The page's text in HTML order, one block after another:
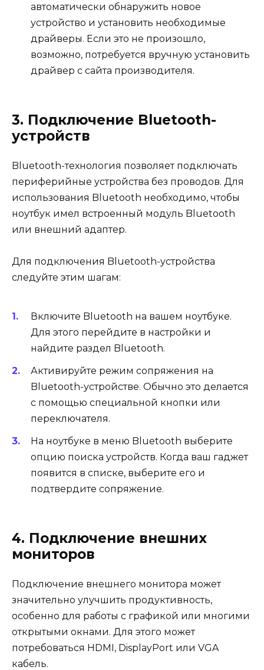
автоматически обнаружить новое
устройство и установить необходимые
драйверы. Если это не произошло,
возможно, потребуется вручную установить
драйвер с сайта производителя.
3. Подключение Bluetooth-
устройств
Bluetooth-технология позволяет подключать
периферийные устройства без проводов. Для
использования Bluetooth необходимо, чтобы
ноутбук имел встроенный модуль Bluetooth
или внешний адаптер.
Для подключения Bluetooth-устройства
следуйте этим шагам:
Включите Bluetooth на вашем ноутбуке.
Для этого перейдите в настройки и
найдите раздел Bluetooth.
Активируйте режим сопряжения на
Bluetooth-устройстве. Обычно это делается
с помощью специальной кнопки или
переключателя.
На ноутбуке в меню Bluetooth выберите
опцию поиска устройств. Когда ваш гаджет
появится в списке, выберите его и
подтвердите сопряжение.
4. Подключение внешних
мониторов
Подключение внешнего монитора может
значительно улучшить продуктивность,
особенно для работы с графикой или многими
открытыми окнами. Для этого может
потребоваться HDMI, DisplayPort или VGA
кабель.